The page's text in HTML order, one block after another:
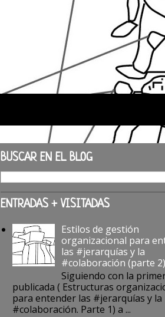
BUSCAR EN EL BLOG
ENTRADAS + VISITADAS
Estilos de gestión
organizacional para
las #jerarquías y la
#colaboración (parte
Siguiendo con la
publicada ( Estructuras
para entender las #jerarquías y la
#colaboración. Parte 1) a ...